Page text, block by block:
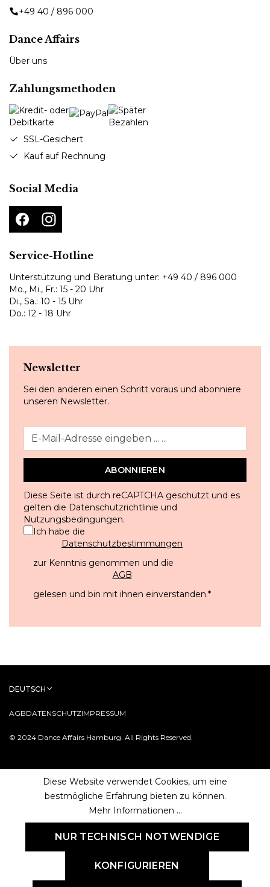
+49 40 / 896 000
Dance Affairs
Über uns
Zahlungsmethoden
SSL-Gesichert
Kauf auf Rechnung
Social Media
Service-Hotline
Unterstützung und Beratung unter: +49 40 / 896 000
Mo., Mi., Fr.: 15 - 20 Uhr
Di., Sa.: 10 - 15 Uhr
Do.: 12 - 18 Uhr
Newsletter
Sei den anderen einen Schritt voraus und abonniere
unseren Newsletter.
ABONNIEREN
Diese Seite ist durch reCAPTCHA geschützt und es
gelten die Datenschutzrichtlinie und
Nutzungsbedingungen.
Ich habe die
Datenschutzbestimmungen
zur Kenntnis genommen und die
AGB
gelesen und bin mit ihnen einverstanden.*
© 2024 Dance Affairs Hamburg. All Rights Reserved.
AGBDATENSCHUTZIMPRESSUM
DEUTSCH
Diese Website verwendet Cookies, um eine
bestmögliche Erfahrung bieten zu können.
Mehr Informationen ...
NUR TECHNISCH NOTWENDIGE
KONFIGURIEREN